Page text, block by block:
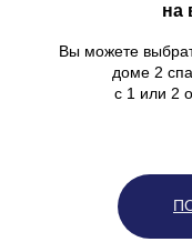
на
Вы можете
доме 2
с 1 или 2